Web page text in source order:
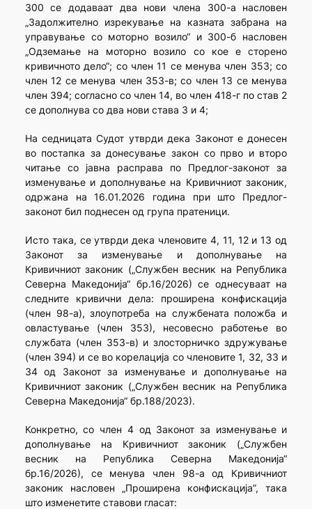
300 се додаваат два нови члена 300-а насловен
„Задолжително изрекување на казната забрана на
управување со моторно возило“ и 300-б насловен
„Одземање на моторно возило со кое е сторено
кривичното дело“; со член 11 се менува член 353; со
член 12 се менува член 353-в; со член 13 се менува
член 394; согласно со член 14, во член 418-г по став 2
се дополнува со два нови става 3 и 4;
На седницата Судот утврди дека Законот е донесен
во постапка за донесување закон со прво и второ
читање со јавна расправа по Предлог-законот за
изменување и дополнување на Кривичниот законик,
одржана на 16.01.2026 година при што Предлог-
законот бил поднесен од група пратеници.
Исто така, се утврди дека членовите 4, 11, 12 и 13 од
Законот за изменување и дополнување на
Кривичниот законик („Службен весник на Република
Северна Македонија“ бр.16/2026) се однесуваат на
следните кривични дела: проширена конфискација
(член 98-а), злоупотреба на службената положба и
овластување (член 353), несовесно работење во
службата (член 353-в) и злосторничко здружување
(член 394) и се во корелација со членовите 1, 32, 33 и
34 од Законот за изменување и дополнување на
Кривичниот законик („Службен весник на Република
Северна Македонија“ бр.188/2023).
Конкретно, со член 4 од Законот за изменување и
дополнување на Кривичниот законик („Службен
весник на Република Северна Македонија“
бр.16/2026), се менува член 98-а од Кривичниот
законик насловен „Проширена конфискација”, така
што изменетите ставови гласат: